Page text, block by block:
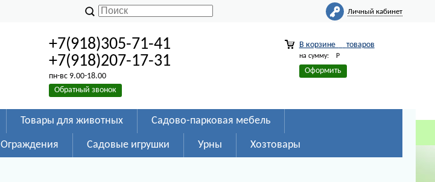
Личный кабинет
+7(918)305-71-41
+7(918)207-17-31
пн-вс 9.00-18.00
Обратный звонок
В корзине товаров
на сумму: Р
Оформить
Товары для животных Садово-парковая мебель
Ограждения Садовые игрушки Урны Хозтовары